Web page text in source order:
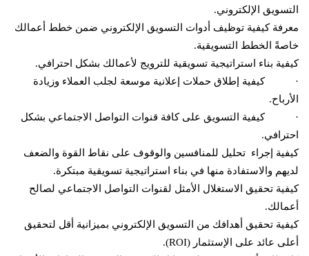
التسويق الإلكتروني.
معرفة كيفية توظيف أدوات التسويق الإلكتروني ضمن خطط أعمالك
خاصةً الخطط التسويقية.
كيفية بناء استراتيجية تسويقية للترويج لأعمالك بشكل احترافي.
· كيفية إطلاق حملات إعلانية موسعة لجلب العملاء وزيادة
الأرباح.
· كيفية التسويق على كافة قنوات التواصل الاجتماعي بشكل
احترافي.
كيفية إجراء تحليل للمنافسين والوقوف على نقاط القوة والضعف
لديهم والاستفادة منها في بناء استراتيجية تسويقية مبتكرة.
كيفية تحقيق الاستغلال الأمثل لقنوات التواصل الاجتماعي لصالح
أعمالك.
كيفية تحقيق أهدافك من التسويق الإلكتروني بميزانية أقل لتحقيق
أعلى عائد على الإستثمار (ROI).